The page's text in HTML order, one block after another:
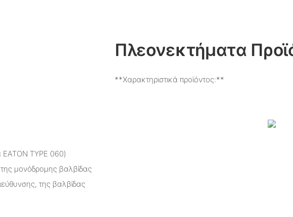
Πλεονεκτήματα
**Χαρακτηριστικά προϊόντος:**
TYPE 060)
μονόδρομης βαλβίδας
της βαλβίδας